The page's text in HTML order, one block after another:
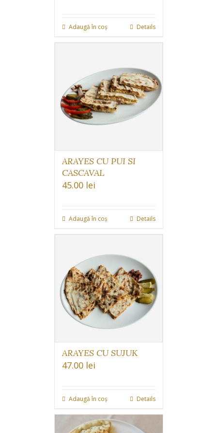
Adaugă în coș Details
ARAYES CU PUI SI
CASCAVAL
45.00 lei
Adaugă în coș Details
ARAYES CU SUJUK
47.00 lei
Adaugă în coș Details